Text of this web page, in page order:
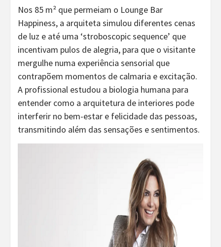
Nos 85 m² que permeiam o Lounge Bar
Happiness, a arquiteta simulou diferentes cenas
de luz e até uma ‘stroboscopic sequence’ que
incentivam pulos de alegria, para que o visitante
mergulhe numa experiência sensorial que
contrapõem momentos de calmaria e excitação.
A profissional estudou a biologia humana para
entender como a arquitetura de interiores pode
interferir no bem-estar e felicidade das pessoas,
transmitindo além das sensações e sentimentos.